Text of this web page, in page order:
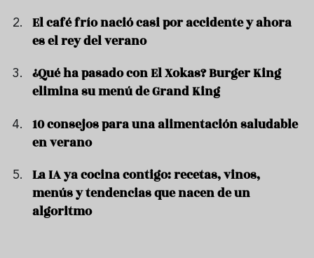
El café frío nació casi por accidente y ahora
es el rey del verano
¿Qué ha pasado con El Xokas? Burger King
elimina su menú de Grand King
10 consejos para una alimentación saludable
en verano
La IA ya cocina contigo: recetas, vinos,
menús y tendencias que nacen de un
algoritmo